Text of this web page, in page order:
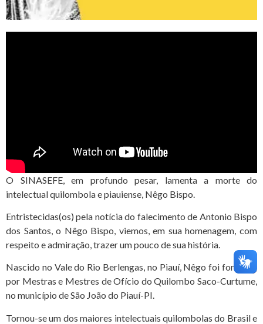
O SINASEFE, em profundo pesar, lamenta a morte do
intelectual quilombola e piauiense, Nêgo Bispo.
Entristecidas(os) pela notícia do falecimento de Antonio Bispo
dos Santos, o Nêgo Bispo, viemos, em sua homenagem, com
respeito e admiração, trazer um pouco de sua história.
Nascido no Vale do Rio Berlengas, no Piauí, Nêgo foi formado
por Mestras e Mestres de Ofício do Quilombo Saco-Curtume,
no município de São João do Piauí-PI.
Tornou-se um dos maiores intelectuais quilombolas do Brasil e